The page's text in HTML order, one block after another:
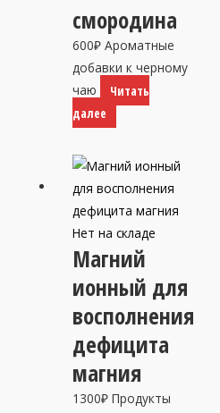
смородина
600₽ Ароматные
добавки к черному
чаю
Читать
далее
Нет на складе
Магний
ионный для
восполнения
дефицита
магния
1300₽ Продукты